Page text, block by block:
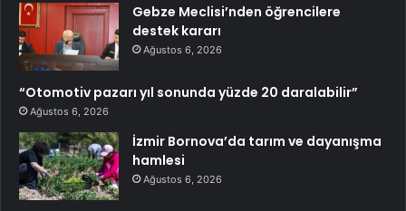
Gebze Meclisi’nden öğrencilere
destek kararı
Ağustos 6, 2026
“Otomotiv pazarı yıl sonunda yüzde 20 daralabilir”
Ağustos 6, 2026
İzmir Bornova’da tarım ve dayanışma
hamlesi
Ağustos 6, 2026